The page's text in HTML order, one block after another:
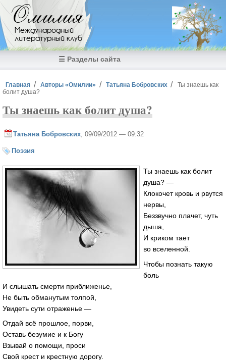
Перейти к основному содержанию
Омилия
Международный
литературный клуб
☰ Разделы сайта
Вы здесь
Главная Авторы «Омилии» Татьяна Бобровских
Ты знаешь как
болит душа?
Ты знаешь как болит душа?
Татьяна Бобровских , 09/09/2012 — 09:32
Поэзия
Ты знаешь как болит
душа? —
Клокочет кровь и рвутся
нервы,
Беззвучно плачет, чуть
дыша,
И криком тает
во вселенной.
Чтобы познать такую
боль
И слышать смерти приближенье,
Не быть обманутым толпой,
Увидеть сути отраженье —
Отдай всё прошлое, порви,
Оставь безумие и к Богу
Взывай о помощи, проси
Свой крест и крестную дорогу.